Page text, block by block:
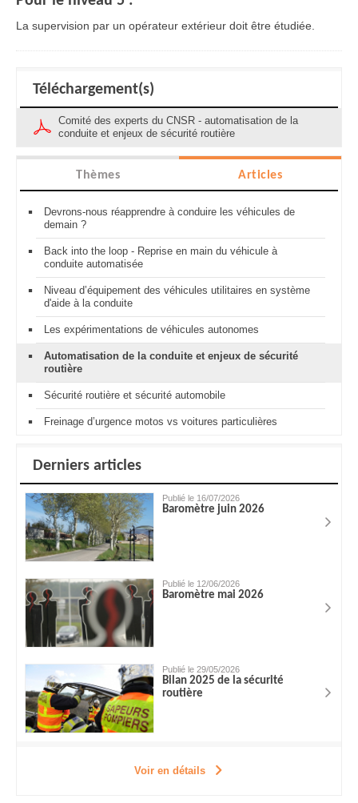
La supervision par un opérateur extérieur doit être étudiée.
Téléchargement(s)
Comité des experts du CNSR - automatisation de la
conduite et enjeux de sécurité routière
Thèmes Articles
Devrons-nous réapprendre à conduire les véhicules de
demain ?
Back into the loop - Reprise en main du véhicule à
conduite automatisée
Niveau d’équipement des véhicules utilitaires en système
d'aide à la conduite
Les expérimentations de véhicules autonomes
Automatisation de la conduite et enjeux de sécurité
routière
Sécurité routière et sécurité automobile
Freinage d’urgence motos vs voitures particulières
Derniers articles
Publié le 16/07/2026
Baromètre juin 2026
Publié le 12/06/2026
Baromètre mai 2026
Publié le 29/05/2026
Bilan 2025 de la sécurité
routière
Voir en détails